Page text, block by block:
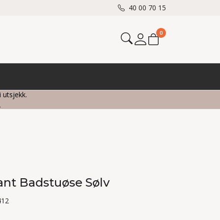
40 00 70 15
Mine sider
0
Badstuøse Sølv